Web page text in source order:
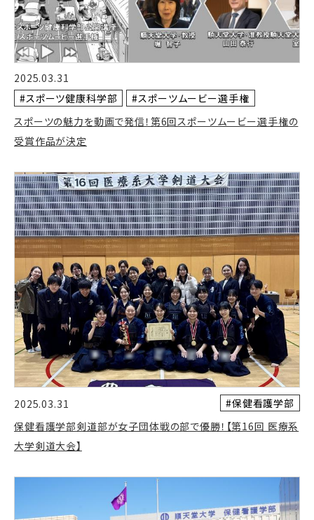
2025.03.31
#スポーツ健康科学部
#スポーツムービー選手権
スポーツの魅力を動画で発信！第6回スポーツムービー選手権の
受賞作品が決定
2025.03.31
#保健看護学部
保健看護学部剣道部が女子団体戦の部で優勝！【第16回 医療系
大学剣道大会】